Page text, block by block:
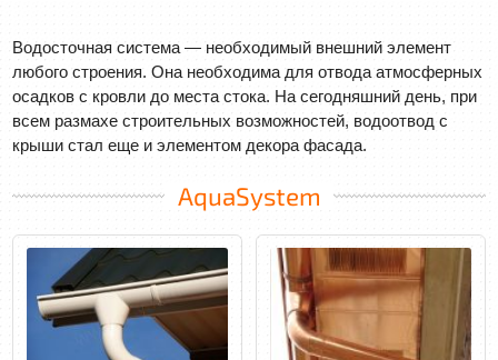
Водосточная система — необходимый внешний элемент
любого строения. Она необходима для отвода атмосферных
осадков с кровли до места стока. На сегодняшний день, при
всем размахе строительных возможностей, водоотвод с
крыши стал еще и элементом декора фасада.
AquaSystem